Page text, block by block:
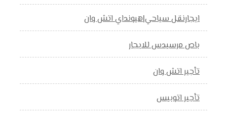
ايجارنقل سياحي|هيونداي اتش وان
باص مرسيدس للايجار
تأجير اتش وان
تأجير اتوبيس